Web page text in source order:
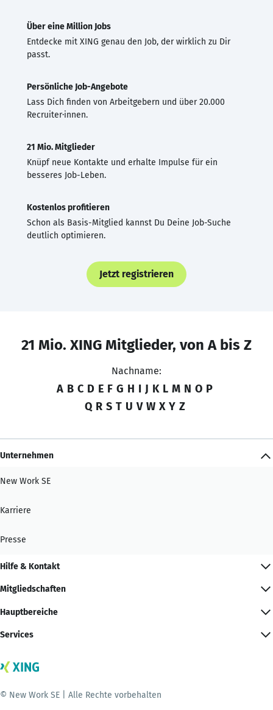
Über eine Million Jobs
Entdecke mit XING genau den Job, der wirklich zu Dir
passt.
Persönliche Job-Angebote
Lass Dich finden von Arbeitgebern und über 20.000
Recruiter·innen.
21 Mio. Mitglieder
Knüpf neue Kontakte und erhalte Impulse für ein
besseres Job-Leben.
Kostenlos profitieren
Schon als Basis-Mitglied kannst Du Deine Job-Suche
deutlich optimieren.
Jetzt registrieren
21 Mio. XING Mitglieder, von A bis Z
Nachname:
A B C D E F G H I J K L M N O P
Q R S T U V W X Y Z
Unternehmen
New Work SE
Karriere
Presse
Hilfe & Kontakt
Mitgliedschaften
Hauptbereiche
Services
© New Work SE | Alle Rechte vorbehalten